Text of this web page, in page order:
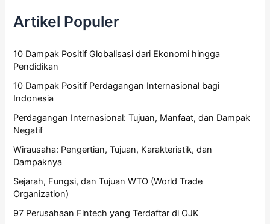
Artikel Populer
10 Dampak Positif Globalisasi dari Ekonomi hingga
Pendidikan
10 Dampak Positif Perdagangan Internasional bagi
Indonesia
Perdagangan Internasional: Tujuan, Manfaat, dan Dampak
Negatif
Wirausaha: Pengertian, Tujuan, Karakteristik, dan
Dampaknya
Sejarah, Fungsi, dan Tujuan WTO (World Trade
Organization)
97 Perusahaan Fintech yang Terdaftar di OJK